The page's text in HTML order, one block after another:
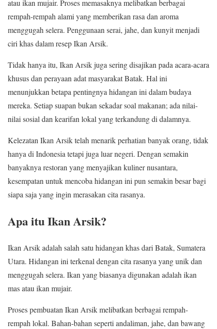
atau ikan mujair. Proses memasaknya melibatkan berbagai
rempah-rempah alami yang memberikan rasa dan aroma
menggugah selera. Penggunaan serai, jahe, dan kunyit menjadi
ciri khas dalam resep Ikan Arsik.
Tidak hanya itu, Ikan Arsik juga sering disajikan pada acara-acara
khusus dan perayaan adat masyarakat Batak. Hal ini
menunjukkan betapa pentingnya hidangan ini dalam budaya
mereka. Setiap suapan bukan sekadar soal makanan; ada nilai-
nilai sosial dan kearifan lokal yang terkandung di dalamnya.
Kelezatan Ikan Arsik telah menarik perhatian banyak orang, tidak
hanya di Indonesia tetapi juga luar negeri. Dengan semakin
banyaknya restoran yang menyajikan kuliner nusantara,
kesempatan untuk mencoba hidangan ini pun semakin besar bagi
siapa saja yang ingin merasakan cita rasanya.
Apa itu Ikan Arsik?
Ikan Arsik adalah salah satu hidangan khas dari Batak, Sumatera
Utara. Hidangan ini terkenal dengan cita rasanya yang unik dan
menggugah selera. Ikan yang biasanya digunakan adalah ikan
mas atau ikan mujair.
Proses pembuatan Ikan Arsik melibatkan berbagai rempah-
rempah lokal. Bahan-bahan seperti andaliman, jahe, dan bawang